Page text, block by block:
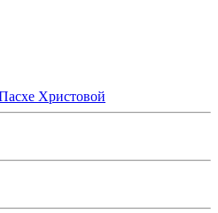
Христовой